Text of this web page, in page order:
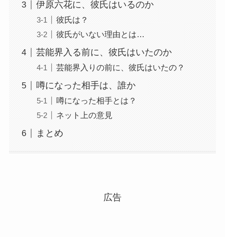
伊原六花に、彼氏はいるのか
彼氏は？
彼氏がいない理由とは…
芸能界入る前に、彼氏はいたのか
芸能界入りの前に、彼氏はいたの？
噂になった相手は、誰か
噂になった相手とは？
ネット上の意見
まとめ
広告